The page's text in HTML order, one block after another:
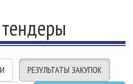
РЕЗУЛЬТАТЫ ЗАКУПОК